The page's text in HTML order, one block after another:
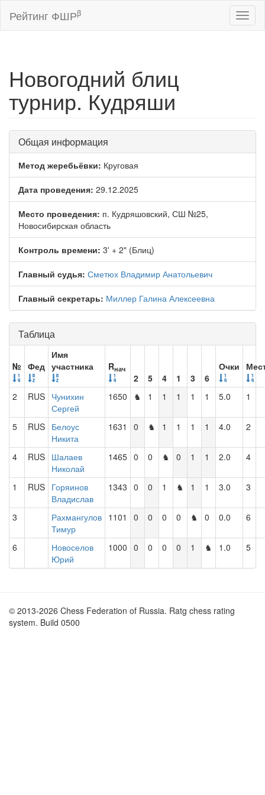
Рейтинг ФШРβ
Новогодний блиц
турнир. Кудряши
Общая информация
Метод жеребьёвки: Круговая
Дата проведения: 29.12.2025
Место проведения: п. Кудряшовский, СШ №25,
Новосибирская область
Контроль времени: 3' + 2" (Блиц)
Главный судья: Сметюх Владимир Анатольевич
Главный секретарь: Миллер Галина Алексеевна
Таблица
№ Фед
Имя
участника
Rнач
2 5 4 1 3 6
Очки
2 RUS Чунихин
Сергей
1650 ♞ 1 1 1 1 1 5.0 1
5 RUS Белоус
Никита
1631 0 ♞ 1 1 1 1 4.0 2
4 RUS Шалаев
Николай
1465 0 0 ♞ 0 1 1 2.0 4
1 RUS Горяинов
Владислав
1343 0 0 1 ♞ 1 1 3.0 3
3
Рахмангулов
Тимур
1101 0 0 0 0 ♞ 0 0.0 6
6
Новоселов
Юрий
1000 0 0 0 0 1 ♞ 1.0 5
© 2013-2026 Chess Federation of Russia. Ratg chess rating
system. Build 0500